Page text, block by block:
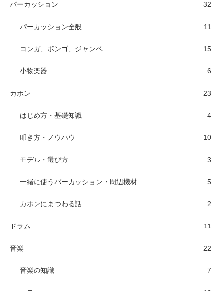
パーカッション 32
パーカッション全般 11
コンガ、ボンゴ、ジャンベ 15
小物楽器 6
カホン 23
はじめ方・基礎知識 4
叩き方・ノウハウ 10
モデル・選び方 3
一緒に使うパーカッション・周辺機材 5
カホンにまつわる話 2
ドラム 11
音楽 22
音楽の知識 7